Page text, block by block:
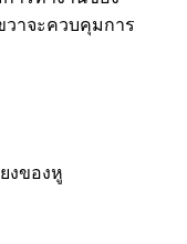
วาจะควบคุมการ
งของหู